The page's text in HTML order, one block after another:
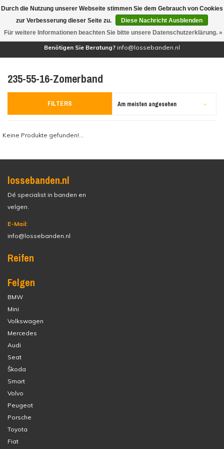
(0)
Benötigen Sie Beratung? info@lossebanden.nl
235-55-16-Zomerband
FILTERS Am meisten angesehen
Keine Produkte gefunden!...
lossebanden.nl
Dé specialist in banden en
velgen.
E-Mail:
info@lossebanden.nl
Reifen
Felgen
BMW
Mini
Volkswagen
Mercedes
Audi
Seat
Škoda
Smart
Volvo
Peugeot
Porsche
Toyota
Fiat
Durch die Nutzung unserer Webseite stimmen Sie dem Gebrauch von Cookies
zur Verbesserung dieser Seite zu.
Diese Nachricht Ausblenden
Für weitere Informationen beachten Sie bitte unsere Datenschutzerklärung. »